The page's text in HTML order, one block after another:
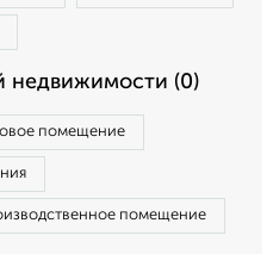
недвижимости (0)
помещение
помещение